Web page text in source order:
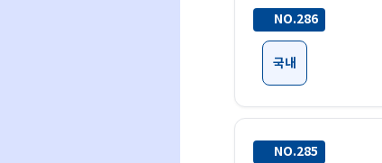
NO.286
국내
NO.285